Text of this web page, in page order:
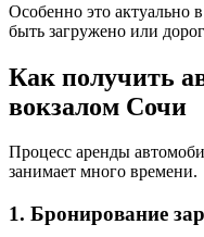
Особенно это актуально
быть загружено или
Как получить
вокзалом Сочи
Процесс аренды
занимает много времени.
1. Бронирование